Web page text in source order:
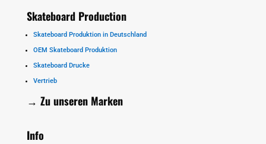
Skateboard Production
Skateboard Produktion in Deutschland
OEM Skateboard Produktion
Skateboard Drucke
Vertrieb
→ Zu unseren Marken
Info